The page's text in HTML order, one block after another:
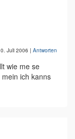
Juli 2006 | Antworten
wie me se
ich kanns